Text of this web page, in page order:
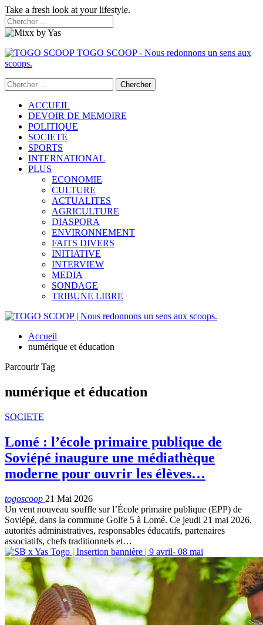
Take a fresh look at your lifestyle.
TOGO SCOOP - Nous redonnons un sens aux
scoops.
ACCUEIL
DEVOIR DE MEMOIRE
POLITIQUE
SOCIETE
SPORTS
INTERNATIONAL
PLUS
ECONOMIE
CULTURE
ACTUALITES
AGRICULTURE
DIASPORA
ENVIRONNEMENT
FAITS DIVERS
INITIATIVE
INTERVIEW
MEDIA
SONDAGE
TRIBUNE LIBRE
Accueil
numérique et éducation
Parcourir Tag
numérique et éducation
SOCIETE
Lomé : l’école primaire publique de
Soviépé inaugure une médiathèque
moderne pour ouvrir les élèves…
togoscoop 21 Mai 2026
Un vent nouveau souffle sur l’École primaire publique (EPP) de
Soviépé, dans la commune Golfe 5 à Lomé. Ce jeudi 21 mai 2026,
autorités administratives, responsables éducatifs, partenaires
associatifs, chefs traditionnels et…